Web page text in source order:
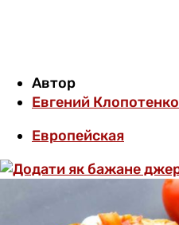
Автор
Евгений Клопотенко
Европейская